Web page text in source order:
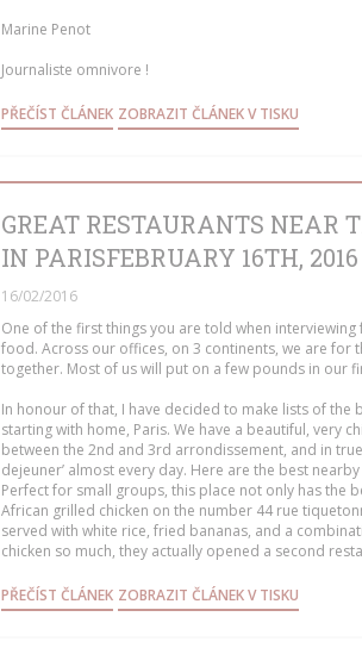
Marine Penot
Journaliste omnivore !
PŘEČÍST ČLÁNEK((OTEVŘE SE V NOVÉM OKNĚ))
ZOBRAZIT ČLÁNEK V TISKU
GREAT RESTAURANTS NEAR
IN PARISFEBRUARY 16TH, 2016
16/02/2016
One of the first things you are told when
food. Across our offices, on 3 continents, we are for
together. Most of us will put on a few pounds in our
In honour of that, I have decided to make lists of the
starting with home, Paris. We have a beautiful, very
between the 2nd and 3rd arrondissement, and in
dejeuner’ almost every day. Here are the best
Perfect for small groups, this place not only has the
African grilled chicken on the number 44 rue
served with white rice, fried bananas, and a
chicken so much, they actually opened a second
PŘEČÍST ČLÁNEK((OTEVŘE SE V NOVÉM OKNĚ))
ZOBRAZIT ČLÁNEK V TISKU